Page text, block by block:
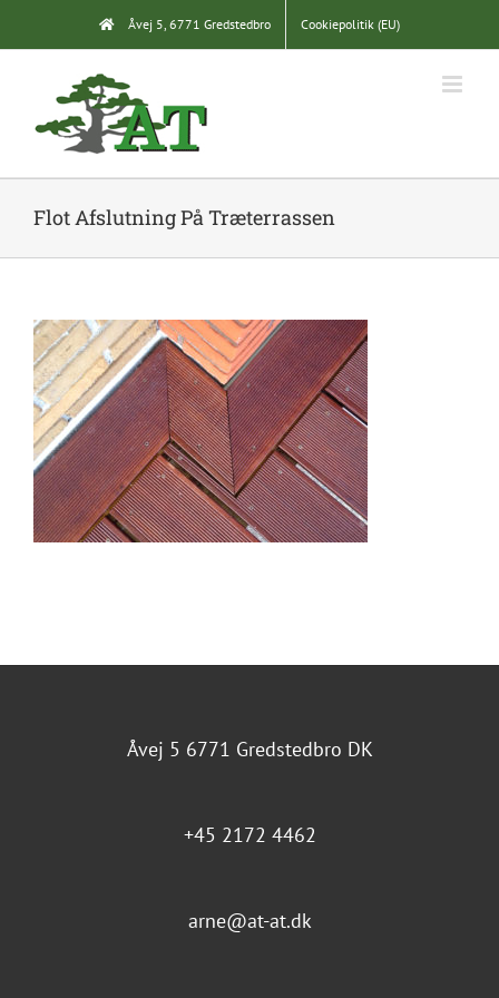
content
Åvej 5, 6771 Gredstedbro Cookiepolitik (EU)
Flot Afslutning På Træterrassen
Åvej 5 6771 Gredstedbro DK
+45 2172 4462
arne@at-at.dk